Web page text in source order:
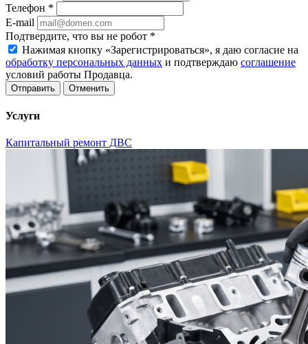
Телефон *
E-mail
Подтвердите, что вы не робот *
Нажимая кнопку «Зарегистрироваться», я даю согласие на
обработку персональных данных и подтверждаю соглашение
условий работы Продавца.
Отменить
Услуги
Капитальный ремонт ДВС